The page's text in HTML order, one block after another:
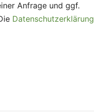
Anfrage und ggf.
Datenschutzerklärung